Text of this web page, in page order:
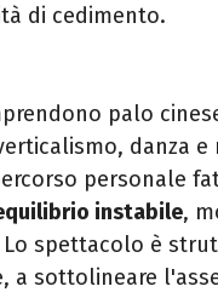
di cedimento.
palo
danza e
personale
instabile,
spettacolo è
a sottolineare